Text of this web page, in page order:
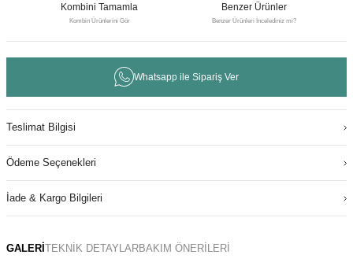
GALERİ TEKNİK DETAYLARBAKIM ÖNERİLERİ
Kombini Tamamla
Kombin Ürünlerini Gör
Benzer Ürünler
Benzer Ürünleri İncelediniz mi?
Whatsapp ile Sipariş Ver
Teslimat Bilgisi
Ödeme Seçenekleri
İade & Kargo Bilgileri